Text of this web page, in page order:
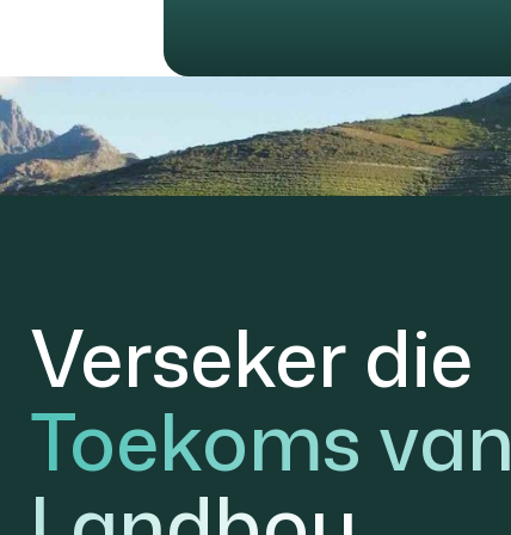
Verseker die
Toekoms van